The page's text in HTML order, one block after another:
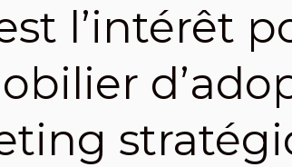
l’intérêt